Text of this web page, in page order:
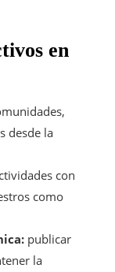
en
desde la
con
como
publicar
la